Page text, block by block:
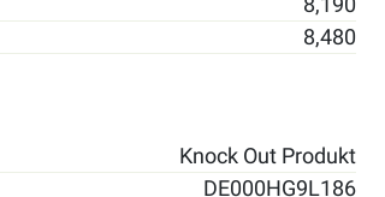
8,480
Knock Out Produkt
DE000HG9L186